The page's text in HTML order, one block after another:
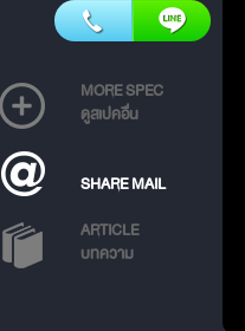
MORE SPEC
ดูสเปคอื่น
SHARE MAIL
ARTICLE
บทความ